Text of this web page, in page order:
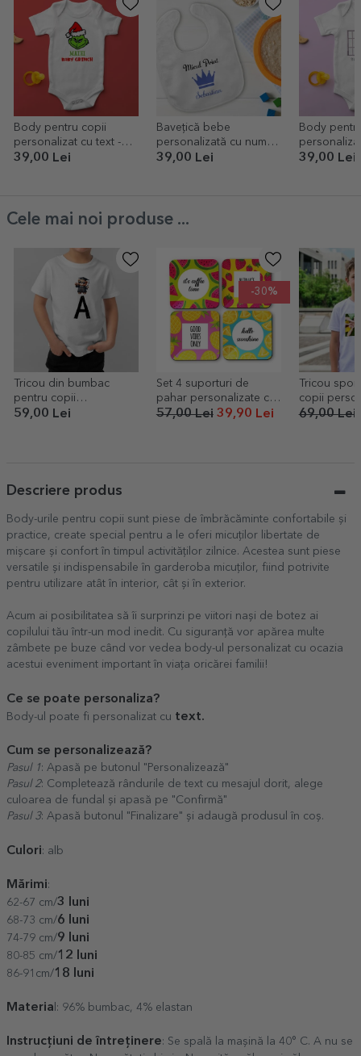
Body pentru copii
personalizat cu text -
Grinch
39,00 Lei
Bavețică bebe
personalizată cu nume -
Coroană
39,00 Lei
Body
Months
39,00 Lei
Cele mai noi produse ...
Tricou din bumbac
pentru copii
personalizat cu inițială -
59,00 Lei
-30%
Set 4 suporturi de
pahar personalizate cu
text - Summer
57,00 Lei39,90 Lei
Tricou
copii
poză
69,00 Lei
Descriere produs
Body-urile pentru copii sunt piese de îmbrăcăminte confortabile și
practice, create special pentru a le oferi micuților libertate de
mișcare și confort în timpul activităților zilnice. Acestea sunt piese
versatile și indispensabile în garderoba micuților, fiind potrivite
pentru utilizare atât în interior, cât și în exterior.
Acum ai posibilitatea să îi surprinzi pe viitori nași de botez ai
copilului tău într-un mod inedit. Cu siguranță vor apărea multe
zâmbete pe buze când vor vedea body-ul personalizat cu ocazia
acestui eveniment important în viața oricărei familii!
Ce se poate personaliza?
Body-ul poate fi personalizat cu text.
Cum se personalizează?
Pasul 1: Apasă pe butonul "Personalizează"
Pasul 2: Completează rândurile de text cu mesajul dorit, alege
culoarea de fundal și apasă pe "Confirmă"
Pasul 3: Apasă butonul "Finalizare" și adaugă produsul în coș.
Culori: alb
Mărimi:
62-67 cm/3 luni
68-73 cm/6 luni
74-79 cm/9 luni
80-85 cm/12 luni
86-91cm/18 luni
Materia l: 96% bumbac, 4% elastan
Instrucțiuni de întreținere: Se spală la mașină la 40° C. A nu se